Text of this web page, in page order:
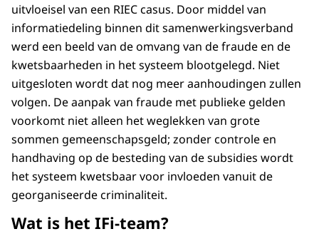
uitvloeisel van een RIEC casus. Door middel van
informatiedeling binnen dit samenwerkingsverband
werd een beeld van de omvang van de fraude en de
kwetsbaarheden in het systeem blootgelegd. Niet
uitgesloten wordt dat nog meer aanhoudingen zullen
volgen. De aanpak van fraude met publieke gelden
voorkomt niet alleen het weglekken van grote
sommen gemeenschapsgeld; zonder controle en
handhaving op de besteding van de subsidies wordt
het systeem kwetsbaar voor invloeden vanuit de
georganiseerde criminaliteit.
Wat is het IFi-team?